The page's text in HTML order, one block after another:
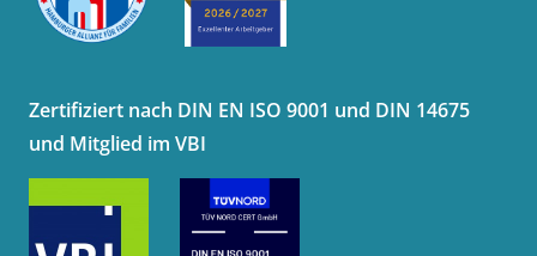
Zertifiziert nach DIN EN ISO 9001 und DIN 14675
und Mitglied im VBI